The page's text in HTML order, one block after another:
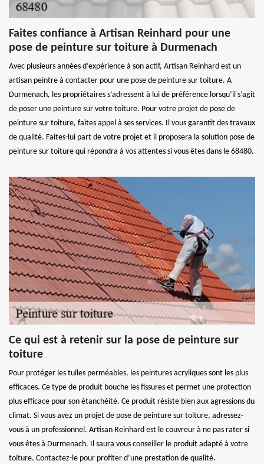
Faites confiance à Artisan Reinhard pour une
pose de peinture sur toiture à Durmenach
Avec plusieurs années d’expérience à son actif, Artisan Reinhard est un
artisan peintre à contacter pour une pose de peinture sur toiture. A
Durmenach, les propriétaires s’adressent à lui de préférence lorsqu’il s’agit
de poser une peinture sur votre toiture. Pour votre projet de pose de
peinture sur toiture, faites appel à ses services. Il vous garantit des travaux
de qualité. Faites-lui part de votre projet et il proposera la solution pose de
peinture sur toiture qui répondra à vos attentes si vous êtes dans le 68480.
Ce qui est à retenir sur la pose de peinture sur
toiture
Pour protéger les tuiles perméables, les peintures acryliques sont les plus
efficaces. Ce type de produit bouche les fissures et permet une protection
plus efficace pour son étanchéité. Ce produit résiste bien aux agressions du
climat. Si vous avez un projet de pose de peinture sur toiture, adressez-
vous à un professionnel. Artisan Reinhard est le couvreur à ne pas rater si
vous êtes à Durmenach. Il saura vous conseiller le produit adapté à votre
toiture. Contactez-le pour profiter d’une prestation de qualité.